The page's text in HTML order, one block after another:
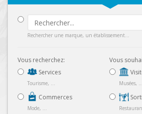
Rechercher une marque, un établissement...
Vous recherchez:
Services
Tourisme, ...
Commerces
Mode, ...
Vous
Musées, ...